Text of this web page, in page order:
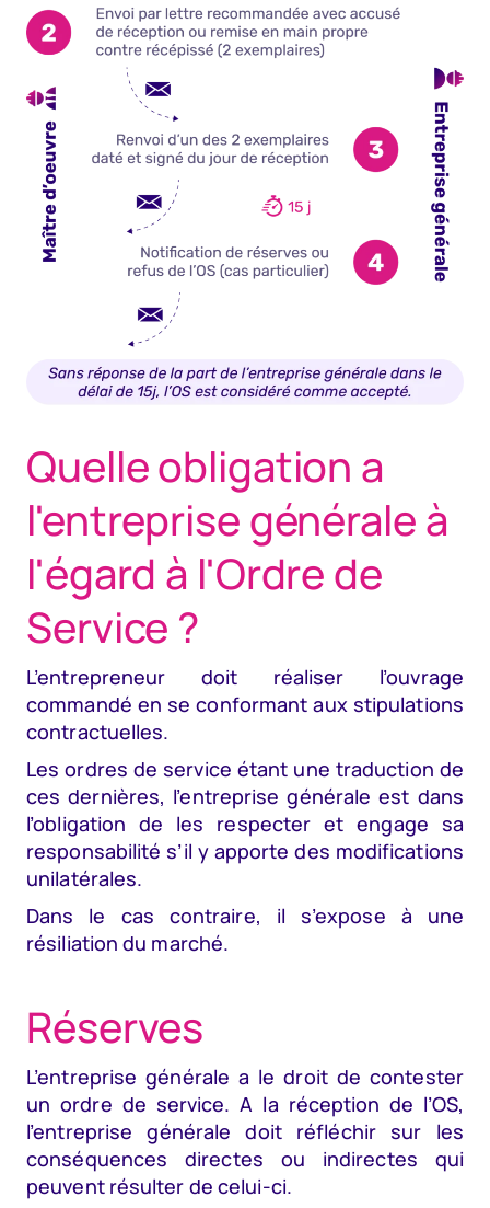
Quelle obligation a
l'entreprise générale à
l'égard à l'Ordre de
Service ?
L’entrepreneur doit réaliser l’ouvrage
commandé en se conformant aux stipulations
contractuelles.
Les ordres de service étant une traduction de
ces dernières, l’entreprise générale est dans
l’obligation de les respecter et engage sa
responsabilité s’il y apporte des modifications
unilatérales.
Dans le cas contraire, il s’expose à une
résiliation du marché.
Réserves
L’entreprise générale a le droit de contester
un ordre de service. A la réception de l’OS,
l’entreprise générale doit réfléchir sur les
conséquences directes ou indirectes qui
peuvent résulter de celui-ci.